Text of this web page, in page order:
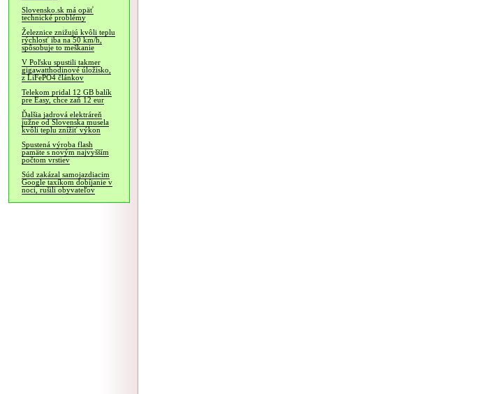
Slovensko.sk má opäť
technické problémy
Železnice znižujú kvôli teplu
rýchlosť iba na 50 km/h,
spôsobuje to meškanie
V Poľsku spustili takmer
gigawatthodinové úložisko,
z LiFePO4 článkov
Telekom pridal 12 GB balík
pre Easy, chce zaň 12 eur
Ďalšia jadrová elektráreň
južne od Slovenska musela
kvôli teplu znížiť výkon
Spustená výroba flash
pamäte s novým najvyšším
počtom vrstiev
Súd zakázal samojazdiacim
Google taxíkom dobíjanie v
noci, rušili obyvateľov